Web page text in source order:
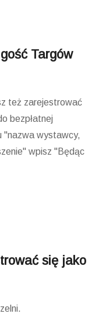
Targów
też zarejestrować
bezpłatnej
"nazwa wystawcy,
wpisz "Będąc
się jako